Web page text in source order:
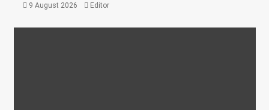
9 August 2026 Editor